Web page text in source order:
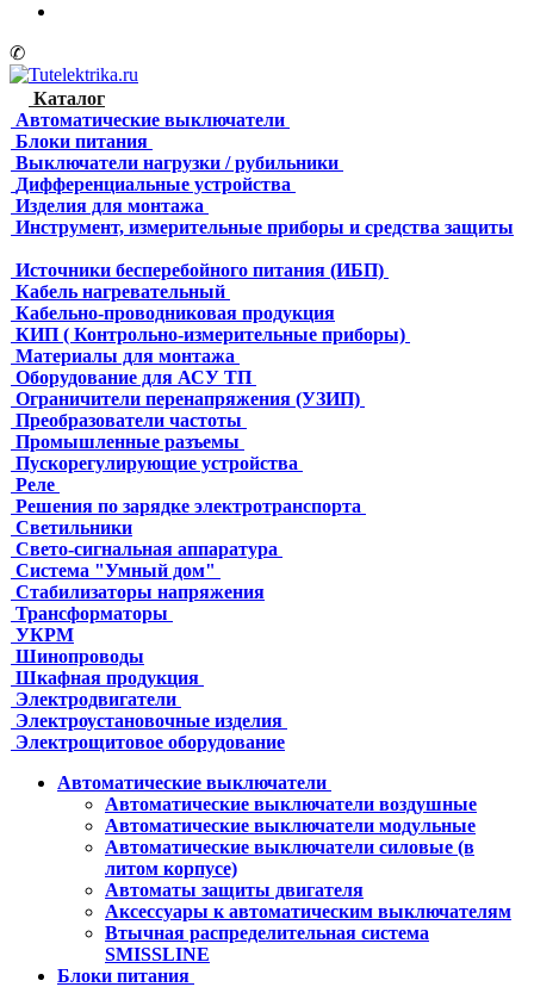
✆
Каталог
Автоматические выключатели
Блоки питания
Выключатели нагрузки / рубильники
Дифференциальные устройства
Изделия для монтажа
Инструмент, измерительные приборы и средства защиты
Источники бесперебойного питания (ИБП)
Кабель нагревательный
Кабельно-проводниковая продукция
КИП ( Контрольно-измерительные приборы)
Материалы для монтажа
Оборудование для АСУ ТП
Ограничители перенапряжения (УЗИП)
Преобразователи частоты
Промышленные разъемы
Пускорегулирующие устройства
Реле
Решения по зарядке электротранспорта
Светильники
Свето-сигнальная аппаратура
Система "Умный дом"
Стабилизаторы напряжения
Трансформаторы
УКРМ
Шинопроводы
Шкафная продукция
Электродвигатели
Электроустановочные изделия
Электрощитовое оборудование
Автоматические выключатели
Автоматические выключатели воздушные
Автоматические выключатели модульные
Автоматические выключатели силовые (в
литом корпусе)
Автоматы защиты двигателя
Аксессуары к автоматическим выключателям
Втычная распределительная система
SMISSLINE
Блоки питания